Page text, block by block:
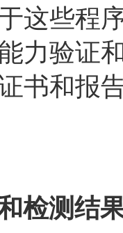
这些程
力验证
书和报
检测结